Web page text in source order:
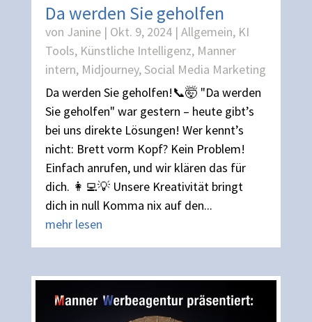
Da werden Sie geholfen
von Janine| Okt. 9, 2024| Allgemein, KI
Tools, Künstliche Intelligenz, Manner
intern, Midjourney,Social Media Marketing
Da werden Sie geholfen!📞🤯 "Da werden
Sie geholfen" war gestern – heute gibt’s
bei uns direkte Lösungen! Wer kennt’s
nicht: Brett vorm Kopf? Kein Problem!
Einfach anrufen, und wir klären das für
dich. 👩‍💻💡 Unsere Kreativität bringt
dich in null Komma nix auf den...
mehr lesen